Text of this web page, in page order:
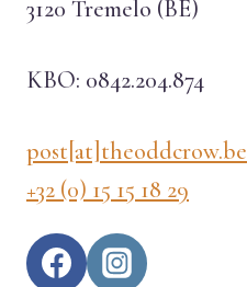
3120 Tremelo (BE)
KBO: 0842.204.874
post[at]theoddcrow.be
+32 (0) 15 15 18 29